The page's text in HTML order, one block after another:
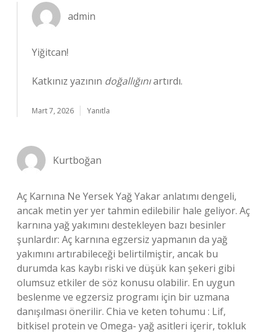
admin
Yiğitcan!
Katkınız yazının doğallığınıartırdı.
Mart 7, 2026 Yanıtla
Kurtboğan
Aç Karnına Ne Yersek Yağ Yakar anlatımı dengeli,
ancak metin yer yer tahmin edilebilir hale geliyor. Aç
karnına yağ yakımını destekleyen bazı besinler
şunlardır: Aç karnına egzersiz yapmanın da yağ
yakımını artırabileceği belirtilmiştir, ancak bu
durumda kas kaybı riski ve düşük kan şekeri gibi
olumsuz etkiler de söz konusu olabilir. En uygun
beslenme ve egzersiz programı için bir uzmana
danışılması önerilir. Chia ve keten tohumu : Lif,
bitkisel protein ve Omega- yağ asitleri içerir, tokluk